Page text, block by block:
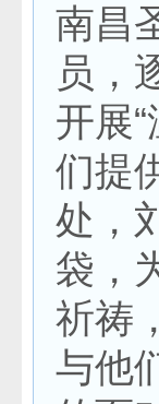
南昌
员，
开展
们提
处，
袋，
祈祷
与他